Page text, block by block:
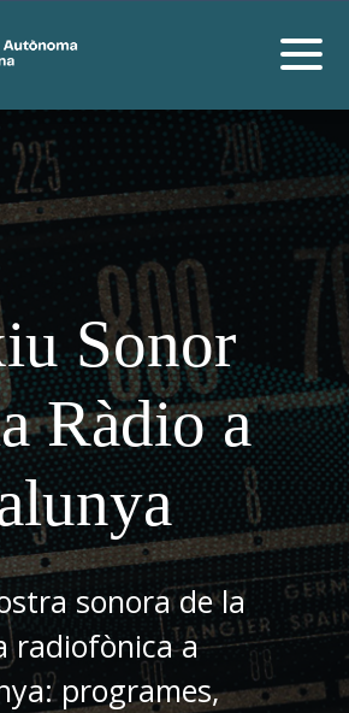
Sonor
Ràdio a
sonora de la
radiofònica a
programes,